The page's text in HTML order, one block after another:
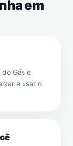
em
do Gás e
e usar o